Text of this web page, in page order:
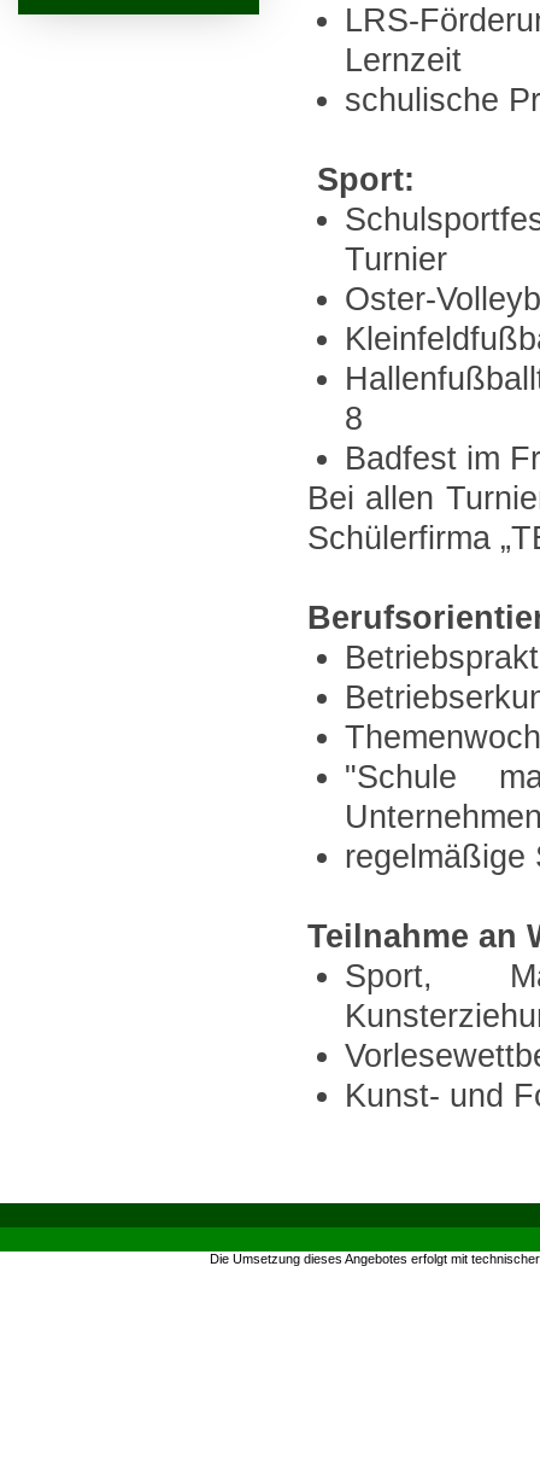
LRS-
Lernzeit
schulische
Sport:
Turnier
Oster-
8
Badfest im
Bei allen
Schülerfirma
"Schule
regelmäßige
Teilnahme an
Sport,
Kunst- und
Die Umsetzung dieses Angebotes erfolgt mit